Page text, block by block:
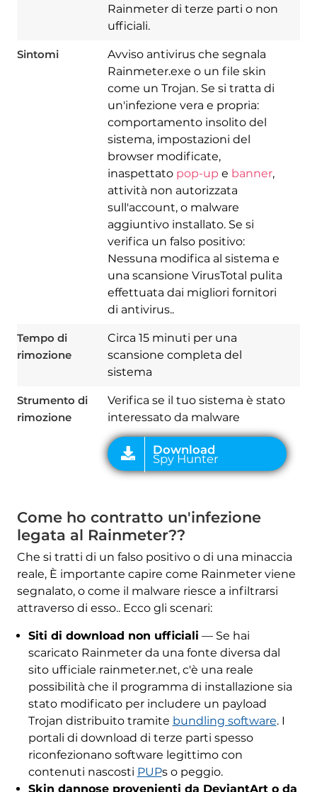
Rainmeter di terze parti o non
ufficiali.
Sintomi
Avviso antivirus che segnala
Rainmeter.exe o un file skin
come un Trojan. Se si tratta di
un'infezione vera e propria:
comportamento insolito del
sistema, impostazioni del
browser modificate,
inaspettato pop-up e banner,
attività non autorizzata
sull'account, o malware
aggiuntivo installato. Se si
verifica un falso positivo:
Nessuna modifica al sistema e
una scansione VirusTotal pulita
effettuata dai migliori fornitori
di antivirus..
Tempo di
rimozione
Circa 15 minuti per una
scansione completa del
sistema
Strumento di
rimozione
Verifica se il tuo sistema è stato
interessato da malware
Download
Spy Hunter
Come ho contratto un'infezione
legata al Rainmeter??
Che si tratti di un falso positivo o di una minaccia
reale, È importante capire come Rainmeter viene
segnalato, o come il malware riesce a infiltrarsi
attraverso di esso.. Ecco gli scenari:
Siti di download non ufficiali — Se hai
scaricato Rainmeter da una fonte diversa dal
sito ufficiale rainmeter.net, c'è una reale
possibilità che il programma di installazione sia
stato modificato per includere un payload
Trojan distribuito tramite bundling software. I
portali di download di terze parti spesso
riconfezionano software legittimo con
contenuti nascosti PUPs o peggio.
Skin dannose provenienti da DeviantArt o da